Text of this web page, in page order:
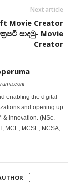
Next article
Movie Creator
සාදමු- Movie
Creator
enabling the digital
and opening up
& Innovation. (MSc.
MCE, MCSE, MCSA,